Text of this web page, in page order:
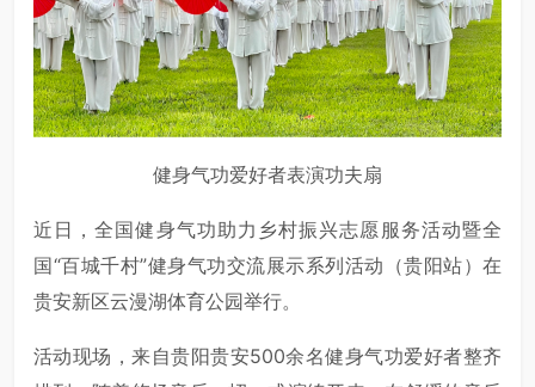
健身气功爱好者表演功夫扇
近日，全国健身气功助力乡村振兴志愿服务活动暨全
国“百城千村”健身气功交流展示系列活动（贵阳站）在
贵安新区云漫湖体育公园举行。
活动现场，来自贵阳贵安500余名健身气功爱好者整齐